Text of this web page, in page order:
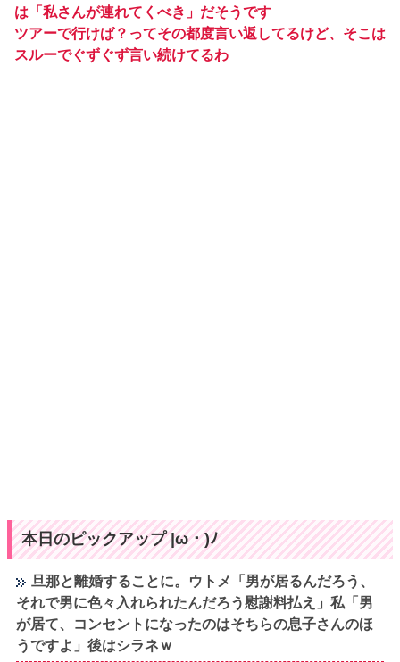
は「私さんが連れてくべき」だそうです
ツアーで行けば？ってその都度言い返してるけど、そこは
スルーでぐずぐず言い続けてるわ
本日のピックアップ |ω・)ﾉ
旦那と離婚することに。ウトメ「男が居るんだろう、
それで男に色々入れられたんだろう慰謝料払え」私「男
が居て、コンセントになったのはそちらの息子さんのほ
うですよ」後はシラネｗ